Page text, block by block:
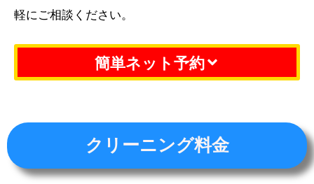
軽にご相談ください。
簡単ネット予約
クリーニング料金